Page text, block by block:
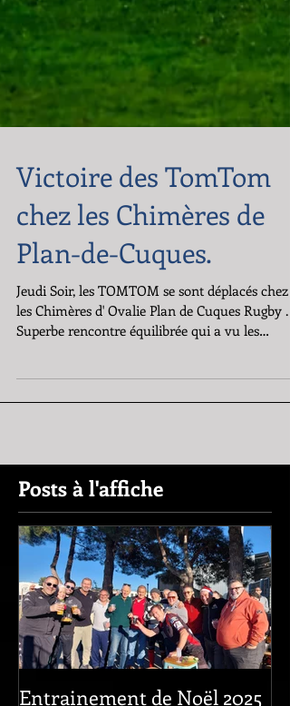
Victoire des TomTom
chez les Chimères de
Plan-de-Cuques.
Jeudi Soir, les TOMTOM se sont déplacés chez
les Chimères d' Ovalie Plan de Cuques Rugby .
tomtom prendre le dessus d'une courte tête (5
essais à 4). super état d'esprit et troisième mi-
Posts à l'affiche